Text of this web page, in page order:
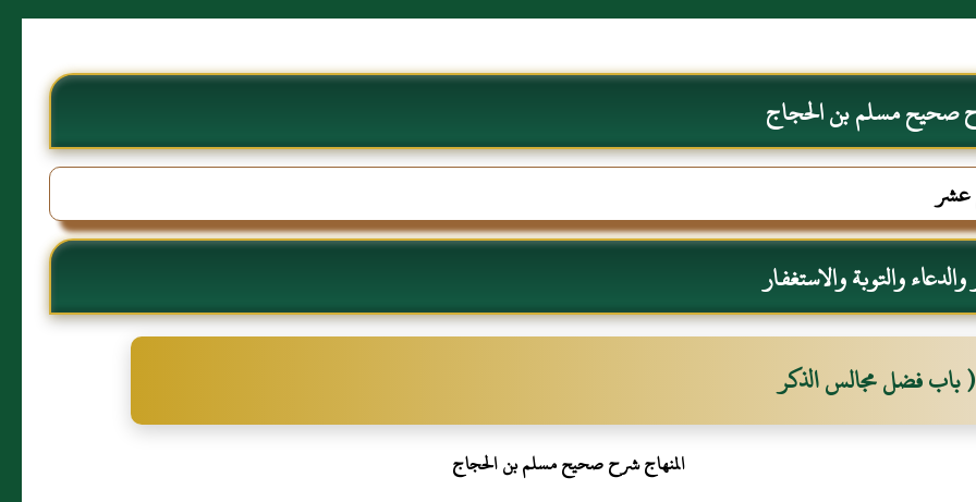
صحيح مسلم بن الحجاج
عشر
والتوبة والاستغفار
( باب فضل مجالس الذكر
المنهاج شرح صحيح مسلم بن الحجاج